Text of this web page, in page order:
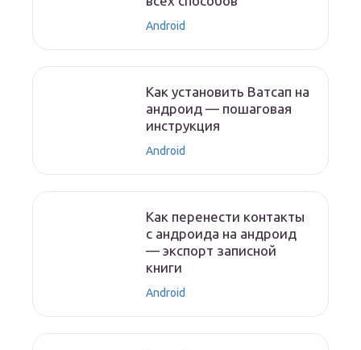
Android
Как установить Ватсап на
андроид — пошаговая
инструкция
Android
Как перенести контакты
с андроида на андроид
— экспорт записной
книги
Android